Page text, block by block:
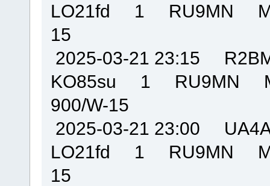
LO21fd 1 RU9MN
15
2025-03-21 23:15
KO85su 1 RU9MN
900/W-15
2025-03-21 23:00
LO21fd 1 RU9MN
15